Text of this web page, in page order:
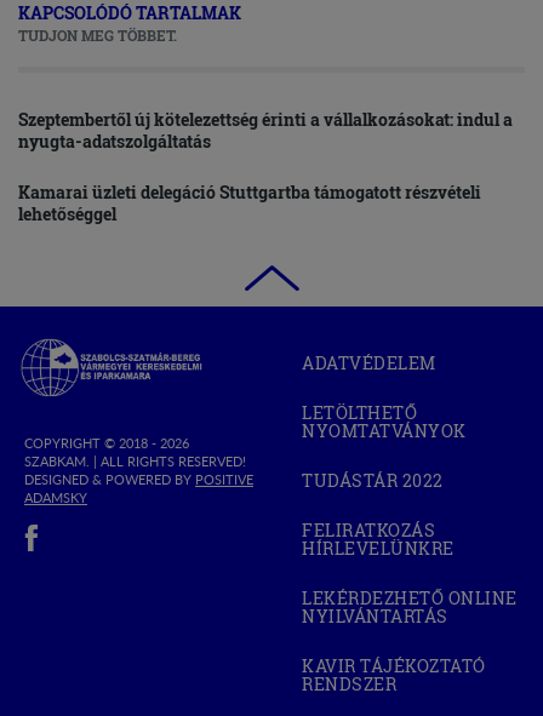
KAPCSOLÓDÓ TARTALMAK
TUDJON MEG TÖBBET.
Szeptembertől új kötelezettség érinti a vállalkozásokat: indul a
nyugta-adatszolgáltatás
Kamarai üzleti delegáció Stuttgartba támogatott részvételi
lehetőséggel
Szabolcs-
Szatmár-
Bereg
Kereskedelmi
és
Iparkamara
COPYRIGHT © 2018 - 2026
SZABKAM. | ALL RIGHTS RESERVED!
DESIGNED & POWERED BY POSITIVE
ADAMSKY(OPEN
ADATVÉDELEM
LETÖLTHETŐ
NYOMTATVÁNYOK
TUDÁSTÁR 2022
WINDOW)
FELIRATKOZÁS
HÍRLEVELÜNKRE
LEKÉRDEZHETŐ ONLINE
NYILVÁNTARTÁS
NEW
WINDOW)
KAVIR TÁJÉKOZTATÓ
RENDSZER(OPEN